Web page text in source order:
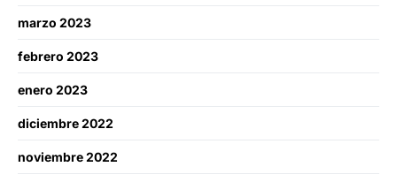
marzo 2023
febrero 2023
enero 2023
diciembre 2022
noviembre 2022